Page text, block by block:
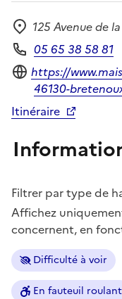
Adresse
125 Avenue de
Téléphone
05 65 38 58 81
Site internet
https://
46130-
Itinéraire
Filtrer par type de
Affichez
concernent, en
Difficulté à voir
En fauteuil roulant